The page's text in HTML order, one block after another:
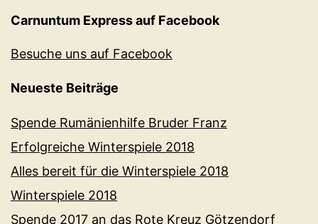
Carnuntum Express auf Facebook
Besuche uns auf Facebook
Neueste Beiträge
Spende Rumänienhilfe Bruder Franz
Erfolgreiche Winterspiele 2018
Alles bereit für die Winterspiele 2018
Winterspiele 2018
Spende 2017 an das Rote Kreuz Götzendorf